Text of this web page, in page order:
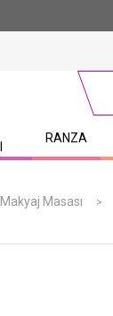
RANZA
Makyaj Masası